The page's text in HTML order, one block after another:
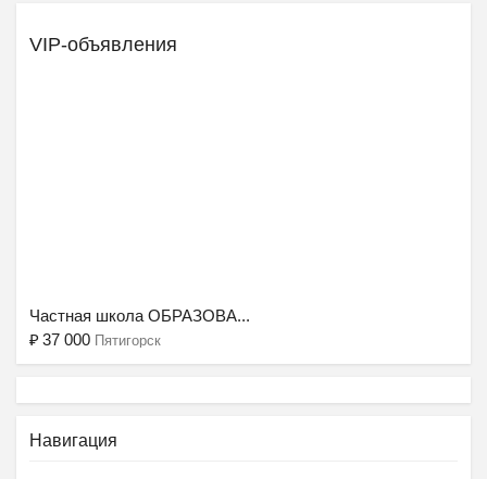
VIP-объявления
Частная школа ОБРАЗОВА...
₽ 37 000 Пятигорск
Навигация